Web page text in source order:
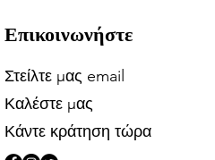
Επικοινωνήστε
Στείλτε μας email
Καλέστε μας
Κάντε κράτηση τώρα